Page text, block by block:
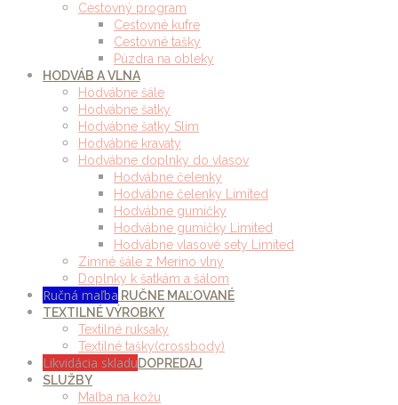
Cestovný program
Cestovné kufre
Cestovné tašky
Púzdra na obleky
HODVÁB A VLNA
Hodvábne šále
Hodvábne šatky
Hodvábne šatky Slim
Hodvábne kravaty
Hodvábne doplnky do vlasov
Hodvábne čelenky
Hodvábne čelenky Limited
Hodvábne gumičky
Hodvábne gumičky Limited
Hodvábne vlasové sety Limited
Zimné šále z Merino vlny
Doplnky k šatkám a šálom
Ručná maľba RUČNE MAĽOVANÉ
TEXTILNÉ VÝROBKY
Textilné ruksaky
Textilné tašky(crossbody)
Likvidácia skladuDOPREDAJ
SLUŽBY
Maľba na kožu